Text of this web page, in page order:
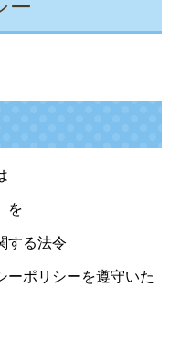
ー
を
する法令
ーポリシーを遵守いた